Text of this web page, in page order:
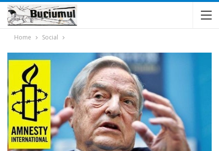
Home Social